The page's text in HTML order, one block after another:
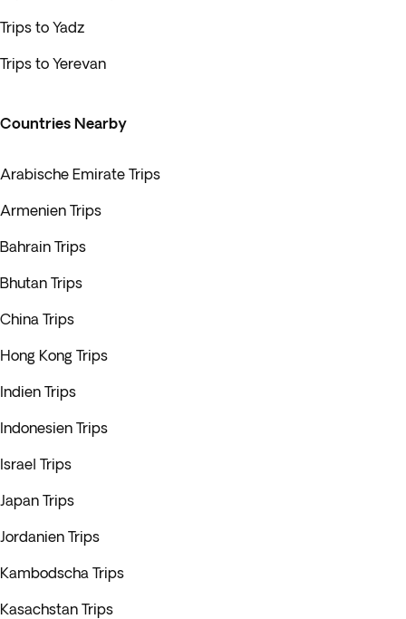
Trips to Yadz
Trips to Yerevan
Countries Nearby
Arabische Emirate Trips
Armenien Trips
Bahrain Trips
Bhutan Trips
China Trips
Hong Kong Trips
Indien Trips
Indonesien Trips
Israel Trips
Japan Trips
Jordanien Trips
Kambodscha Trips
Kasachstan Trips